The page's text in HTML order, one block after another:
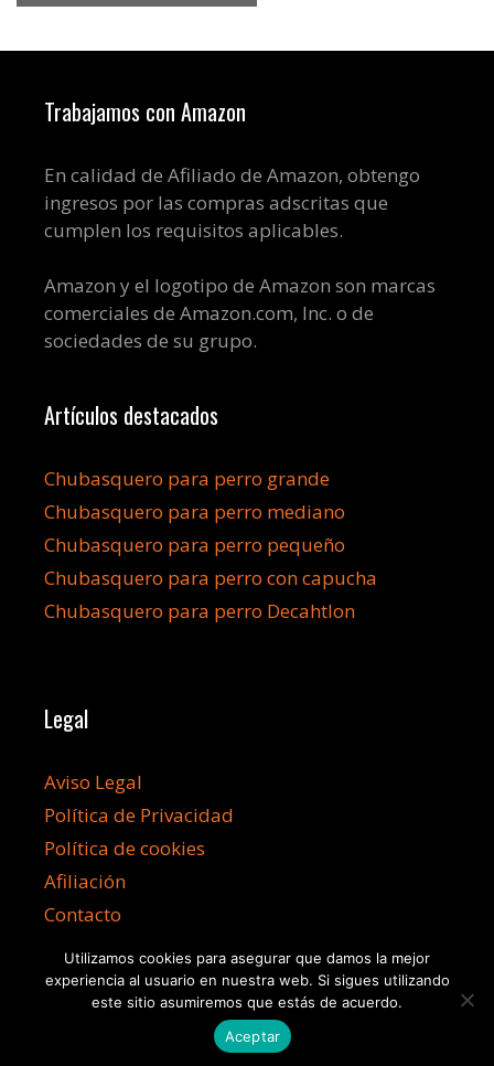
Trabajamos con Amazon
En calidad de Afiliado de Amazon, obtengo
ingresos por las compras adscritas que
cumplen los requisitos aplicables.
Amazon y el logotipo de Amazon son marcas
comerciales de Amazon.com, Inc. o de
sociedades de su grupo.
Artículos destacados
Chubasquero para perro grande
Chubasquero para perro mediano
Chubasquero para perro pequeño
Chubasquero para perro con capucha
Chubasquero para perro Decahtlon
Legal
Aviso Legal
Política de Privacidad
Política de cookies
Afiliación
Contacto
©2026 Chubasqueroperro.com
Utilizamos cookies para asegurar que damos la mejor
experiencia al usuario en nuestra web. Si sigues utilizando
este sitio asumiremos que estás de acuerdo.
Aceptar